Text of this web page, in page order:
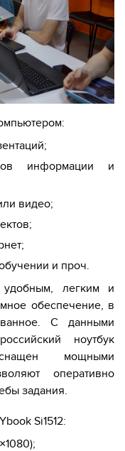
информации и
видео;
и проч.
легким и
обеспечение, в
С данными
ноутбук
мощными
оперативно
задания.
Si1512: